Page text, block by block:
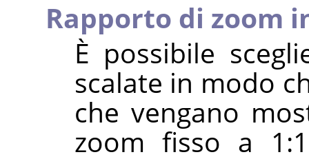
Rapporto di zoom
È possibile
scalate in modo
che vengano
zoom fisso a